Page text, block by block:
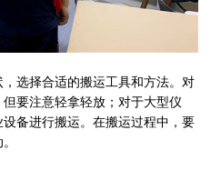
选择合适的搬运工具和方法。对
要注意轻拿轻放；对于大型仪
备进行搬运。在搬运过程中，要